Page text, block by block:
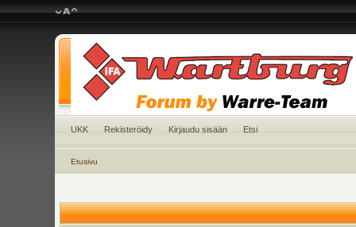
UKK Rekisteröidy Kirjaudu sisään Etsi
Etusivu